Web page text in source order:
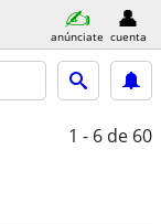
anúnciate cuenta
1 - 6 de 60